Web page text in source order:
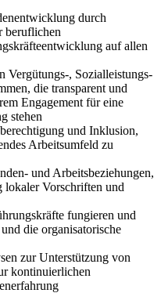
durch
beruflichen
auf allen
Vergütungs-, Sozialleistungs-
die transparent und
Engagement für eine
stehen
und Inklusion,
Arbeitsumfeld zu
und Arbeitsbeziehungen,
lokaler Vorschriften und
fungieren und
die organisatorische
zur Unterstützung von
kontinuierlichen